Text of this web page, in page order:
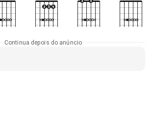
Continua depois do anúncio